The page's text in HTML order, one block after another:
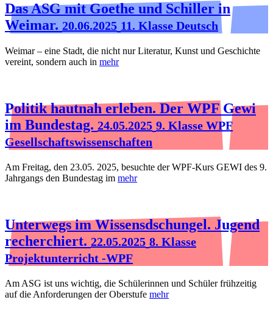
Das ASG mit Goethe und Schiller in
Weimar. 20.06.2025 11. Klasse Deutsch
Weimar – eine Stadt, die nicht nur Literatur, Kunst und Geschichte
vereint, sondern auch in mehr
Politik hautnah erleben. Der WPF Gewi
im Bundestag. 24.05.2025 9. Klasse WPF
Gesellschaftswissenschaften
Am Freitag, den 23.05. 2025, besuchte der WPF-Kurs GEWI des 9.
Jahrgangs den Bundestag im mehr
Unterwegs im Wissensdschungel. Jugend
recherchiert. 22.05.2025 8. Klasse
Projektunterricht -WPF
Am ASG ist uns wichtig, die Schülerinnen und Schüler frühzeitig
auf die Anforderungen der Oberstufe mehr